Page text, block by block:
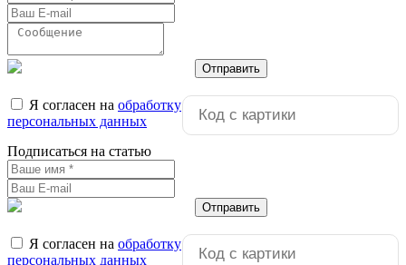
Отправить
Я согласен на обработку
персональных данных
Подписаться на статью
Отправить
Я согласен на обработку
персональных данных